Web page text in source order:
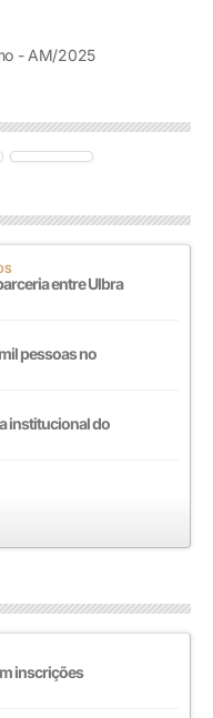
- AM/2025
entre Ulbra
pessoas no
institucional do
inscrições